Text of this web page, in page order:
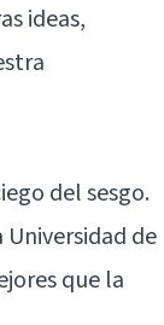
ideas,
del sesgo.
Universidad de
que la